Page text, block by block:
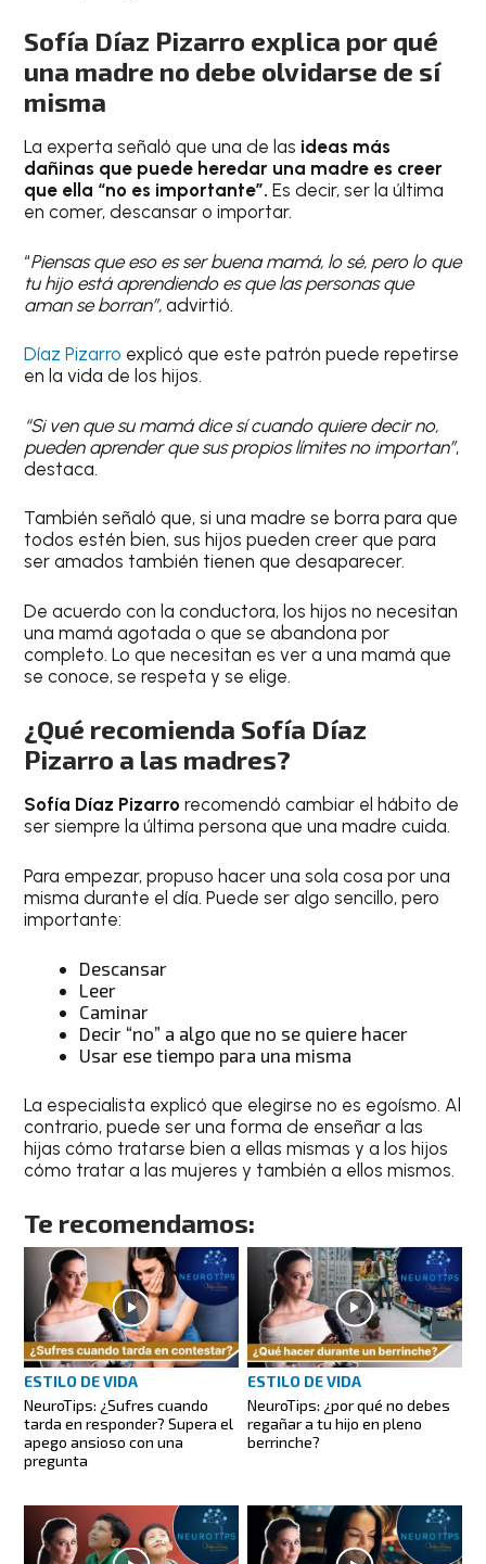
Sofía Díaz Pizarro explica por qué
una madre no debe olvidarse de sí
misma
La experta señaló que una de las ideas más
dañinas que puede heredar una madre es creer
que ella “no es importante”.Es decir, ser la última
en comer, descansar o importar.
“Piensas que eso es ser buena mamá, lo sé, pero lo que
tu hijo está aprendiendo es que las personas que
aman se borran”, advirtió.
Díaz Pizarro explicó que este patrón puede repetirse
en la vida de los hijos.
“Si ven que su mamá dice sí cuando quiere decir no,
pueden aprender que sus propios límites no importan”,
destaca.
También señaló que, si una madre se borra para que
todos estén bien, sus hijos pueden creer que para
ser amados también tienen que desaparecer.
De acuerdo con la conductora, los hijos no necesitan
una mamá agotada o que se abandona por
completo. Lo que necesitan es ver a una mamá que
se conoce, se respeta y se elige.
¿Qué recomienda Sofía Díaz
Pizarro a las madres?
Sofía Díaz Pizarrorecomendó cambiar el hábito de
ser siempre la última persona que una madre cuida.
Para empezar, propuso hacer una sola cosa por una
misma durante el día. Puede ser algo sencillo, pero
importante:
Descansar
Leer
Caminar
Decir “no” a algo que no se quiere hacer
Usar ese tiempo para una misma
La especialista explicó que elegirse no es egoísmo. Al
contrario, puede ser una forma de enseñar a las
hijas cómo tratarse bien a ellas mismas y a los hijos
cómo tratar a las mujeres y también a ellos mismos.
Te recomendamos:
ESTILO DE VIDA
NeuroTips: ¿Sufres cuando
tarda en responder? Supera el
apego ansioso con una
pregunta
ESTILO DE VIDA
NeuroTips: ¿por qué no debes
regañar a tu hijo en pleno
berrinche?